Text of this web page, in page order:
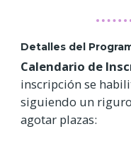
Detalles del
Calendario de
inscripción se
siguiendo un
agotar plazas: